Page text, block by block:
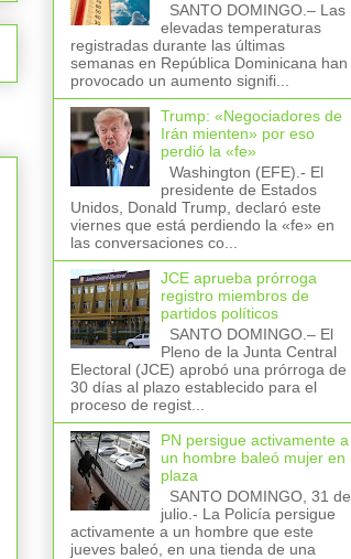
SANTO DOMINGO.– Las
elevadas temperaturas
registradas durante las últimas
semanas en República Dominicana han
provocado un aumento signifi...
Trump: «Negociadores de
Irán mienten» por eso
perdió la «fe»
Washington (EFE).- El
presidente de Estados
Unidos, Donald Trump, declaró este
viernes que está perdiendo la «fe» en
las conversaciones co...
JCE aprueba prórroga
registro miembros de
partidos políticos
SANTO DOMINGO.– El
Pleno de la Junta Central
Electoral (JCE) aprobó una prórroga de
30 días al plazo establecido para el
proceso de regist...
PN persigue activamente a
un hombre baleó mujer en
plaza
SANTO DOMINGO, 31 de
julio.- La Policía persigue
activamente a un hombre que este
jueves baleó, en una tienda de una